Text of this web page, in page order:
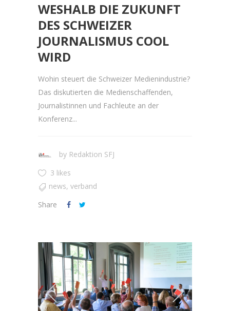
WESHALB DIE ZUKUNFT
DES SCHWEIZER
JOURNALISMUS COOL
WIRD
Wohin steuert die Schweizer Medienindustrie?
Das diskutierten die Medienschaffenden,
Journalistinnen und Fachleute an der
Konferenz...
by Redaktion SFJ
3 likes
news, verband
Share